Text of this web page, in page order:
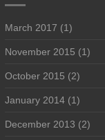
March 2017 (1)
November 2015 (1)
October 2015 (2)
January 2014(1)
December 2013 (2)